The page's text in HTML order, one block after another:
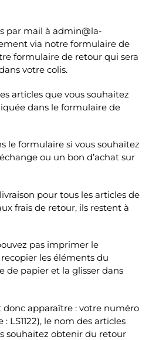
par mail à admin@la-
via notre formulaire de
formulaire de retour qui sera
votre colis.
articles que vous souhaitez
dans le formulaire de
le formulaire si vous souhaitez
ou un bon d’achat sur
pour tous les articles de
frais de retour, ils restent à
pas imprimer le
les éléments du
de papier et la glisser dans
apparaître : votre numéro
LS1122), le nom des articles
souhaitez obtenir du retour